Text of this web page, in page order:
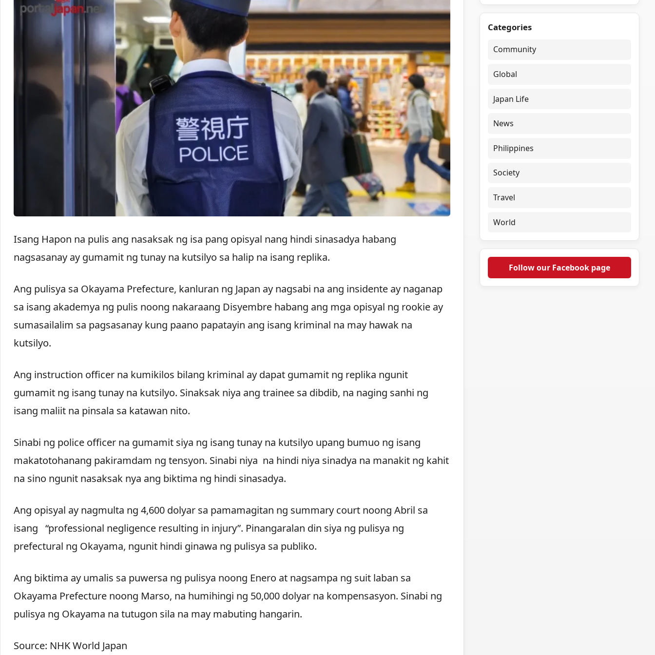
Isang Hapon na pulis ang nasaksak ng isa pang opisyal nang hindi sinasadya habang
nagsasanay ay gumamit ng tunay na kutsilyo sa halip na isang replika.
Ang pulisya sa Okayama Prefecture, kanluran ng Japan ay nagsabi na ang insidente ay naganap
sa isang akademya ng pulis noong nakaraang Disyembre habang ang mga opisyal ng rookie ay
sumasailalim sa pagsasanay kung paano papatayin ang isang kriminal na may hawak na
kutsilyo.
Ang instruction officer na kumikilos bilang kriminal ay dapat gumamit ng replika ngunit
gumamit ng isang tunay na kutsilyo. Sinaksak niya ang trainee sa dibdib, na naging sanhi ng
isang maliit na pinsala sa katawan nito.
Sinabi ng police officer na gumamit siya ng isang tunay na kutsilyo upang bumuo ng isang
makatotohanang pakiramdam ng tensyon. Sinabi niya na hindi niya sinadya na manakit ng kahit
na sino ngunit nasaksak nya ang biktima ng hindi sinasadya.
Ang opisyal ay nagmulta ng 4,600 dolyar sa pamamagitan ng summary court noong Abril sa
isang “professional negligence resulting in injury”. Pinangaralan din siya ng pulisya ng
prefectural ng Okayama, ngunit hindi ginawa ng pulisya sa publiko.
Ang biktima ay umalis sa puwersa ng pulisya noong Enero at nagsampa ng suit laban sa
Okayama Prefecture noong Marso, na humihingi ng 50,000 dolyar na kompensasyon. Sinabi ng
pulisya ng Okayama na tutugon sila na may mabuting hangarin.
Source: NHK World Japan
Categories
Community
Global
Japan Life
News
Philippines
Society
Travel
World
Follow our Facebook page